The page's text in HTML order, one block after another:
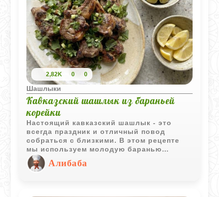
2,82K 0 0
Шашлыки
Кавказский шашлык из бараньей
корейки
Настоящий кавказский шашлык - это
всегда праздник и отличный повод
собраться с близкими. В этом рецепте
мы используем молодую баранью
корейку, а маринад берем самый простой
и проверенный временем: много лука,
Алибаба